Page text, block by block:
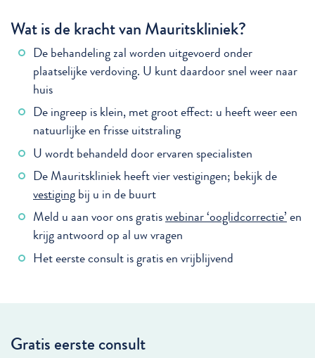
Wat is de kracht van Mauritskliniek?
De behandeling zal worden uitgevoerd onder
plaatselijke verdoving. U kunt daardoor snel weer naar
huis
De ingreep is klein, met groot effect: u heeft weer een
natuurlijke en frisse uitstraling
U wordt behandeld door ervaren specialisten
De Mauritskliniek heeft vier vestigingen; bekijk de
vestiging bij u in de buurt
Meld u aan voor ons gratiswebinar ‘ooglidcorrectie’en
krijg antwoord op al uw vragen
Het eerste consult is gratis en vrijblijvend
Gratis eerste consult